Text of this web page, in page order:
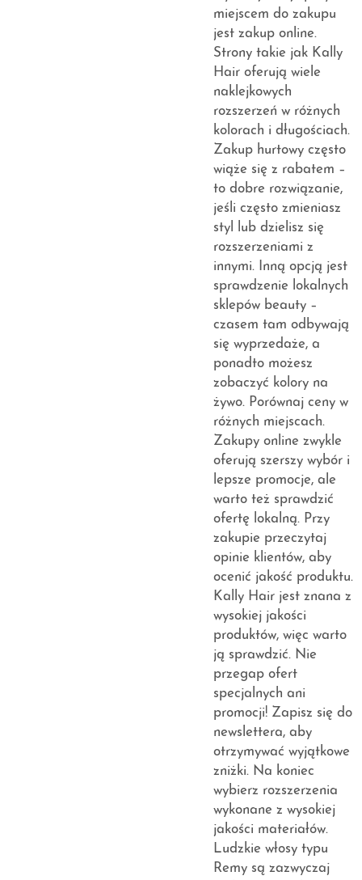
miejscem do zakupu
jest zakup online.
Strony takie jak Kally
Hair oferują wiele
naklejkowych
rozszerzeń w różnych
kolorach i długościach.
Zakup hurtowy często
wiąże się z rabatem –
to dobre rozwiązanie,
jeśli często zmieniasz
styl lub dzielisz się
rozszerzeniami z
innymi. Inną opcją jest
sprawdzenie lokalnych
sklepów beauty –
czasem tam odbywają
się wyprzedaże, a
ponadto możesz
zobaczyć kolory na
żywo. Porównaj ceny w
różnych miejscach.
Zakupy online zwykle
oferują szerszy wybór i
lepsze promocje, ale
warto też sprawdzić
ofertę lokalną. Przy
zakupie przeczytaj
opinie klientów, aby
ocenić jakość produktu.
Kally Hair jest znana z
wysokiej jakości
produktów, więc warto
ją sprawdzić. Nie
przegap ofert
specjalnych ani
promocji! Zapisz się do
newslettera, aby
otrzymywać wyjątkowe
zniżki. Na koniec
wybierz rozszerzenia
wykonane z wysokiej
jakości materiałów.
Ludzkie włosy typu
Remy są zazwyczaj